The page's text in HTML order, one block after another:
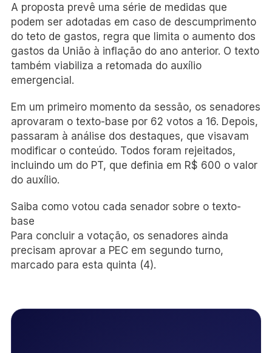
A proposta prevê uma série de medidas que
podem ser adotadas em caso de descumprimento
do teto de gastos, regra que limita o aumento dos
gastos da União à inflação do ano anterior. O texto
também viabiliza a retomada do auxílio
emergencial.
Em um primeiro momento da sessão, os senadores
aprovaram o texto-base por 62 votos a 16. Depois,
passaram à análise dos destaques, que visavam
modificar o conteúdo. Todos foram rejeitados,
incluindo um do PT, que definia em R$ 600 o valor
do auxílio.
Saiba como votou cada senador sobre o texto-
base
Para concluir a votação, os senadores ainda
precisam aprovar a PEC em segundo turno,
marcado para esta quinta (4).